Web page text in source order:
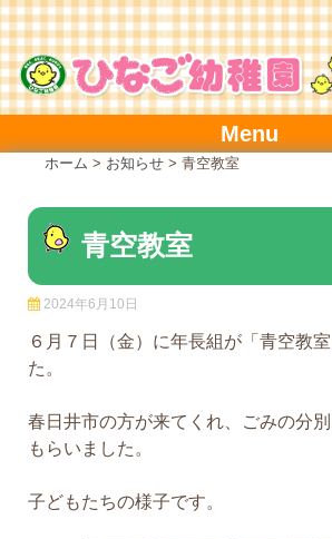
Skip
to
content
Menu
ホーム > お知らせ > 青空教室
青空教室
2024年6月10日
６月７日（金）に年長組が「青空教
た。
春日井市の方が来てくれ、ごみの分
もらいました。
子どもたちの様子です。